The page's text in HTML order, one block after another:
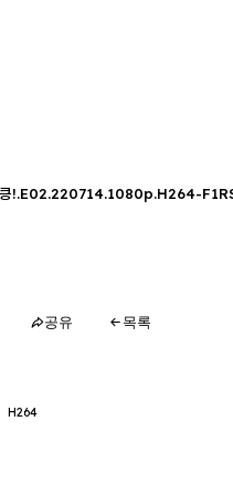
킁!.E02.220714.1080p.H264-
공유 목록
H264